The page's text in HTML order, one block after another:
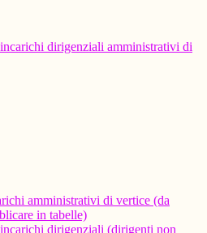
dirigenziali amministrativi di
amministrativi di vertice (da
in tabelle)
dirigenziali (dirigenti non